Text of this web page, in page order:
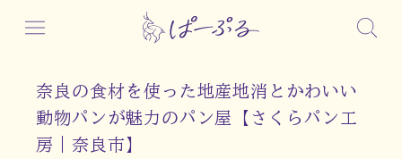
奈良の食材を使った地産地消とかわいい
動物パンが魅力のパン屋【さくらパン工
房｜奈良市】